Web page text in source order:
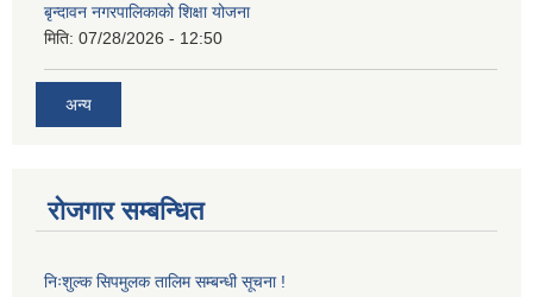
बृन्दावन नगरपालिकाको शिक्षा योजना
मिति: 07/28/2026 - 12:50
अन्य
रोजगार सम्बन्धित
निःशुल्क सिपमुलक तालिम सम्बन्धी सूचना !